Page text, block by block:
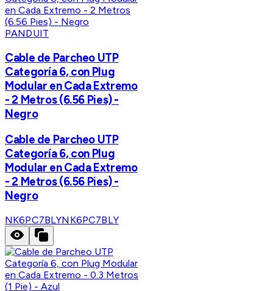
PANDUIT
Cable de Parcheo UTP
Categoría 6, con Plug
Modular en Cada Extremo
- 2 Metros (6.56 Pies) -
Negro
Cable de Parcheo UTP
Categoría 6, con Plug
Modular en Cada Extremo
- 2 Metros (6.56 Pies) -
Negro
NK6PC7BLYNK6PC7BLY